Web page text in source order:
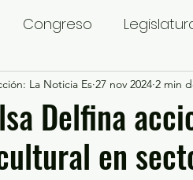
Congreso
Estatal
Seguridad y Justicia
Delfina
en
La Noticia Es 27 nov 2024 2 min